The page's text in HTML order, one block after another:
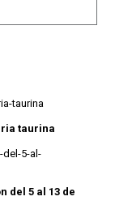
taurina
del 5 al 13 de